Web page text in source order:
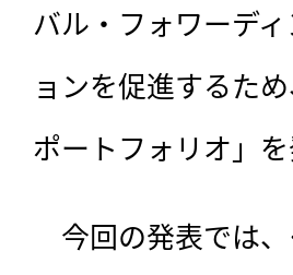
バル・フォワーデ
ョンを促進するた
ポートフォリオ」を
今回の発表では